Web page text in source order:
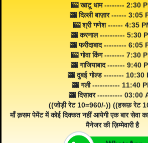
🎰 खाटू धाम -------- 2:30
🎰 दिल्ली बाज़ार ------ 3:05
🎰 श्री गणेश ------ 4:35
🎰 करनाल ---------- 5:30
🎰 फरीदाबाद --------- 6:05
🎰 गोवा किंग -------- 7:30
🎰 गाजियाबाद ------- 9:40
🎰 दुबई गोल्ड -------- 10:30
🎰 गली ----------- 11:40
🎰 दिसावर ---------- 03:00
((जोड़ी रेट 10=960/-)) ((हरूफ़ रेट
माँ क़सम पेमेंट में कोई दिक्कत नहीं आयेगी एक बार सेवा
मैनेजर की ज़िम्मेवारी है